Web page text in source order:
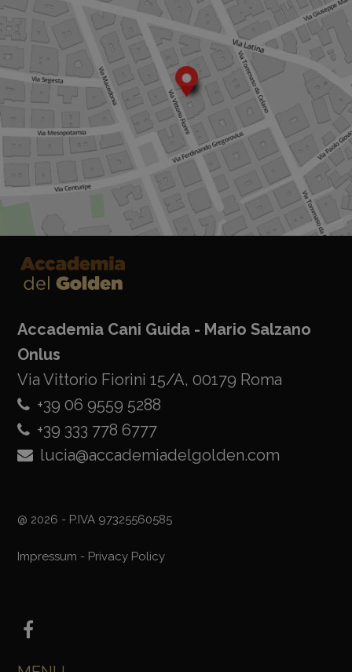
Accademia Cani Guida - Mario Salzano
Onlus
Via Vittorio Fiorini 15/A, 00179 Roma
+39 06 9559 5288
+39 333 778 6777
lucia@accademiadelgolden.com
@ 2026 - P.IVA 97325560585
Impressum - Privacy Policy